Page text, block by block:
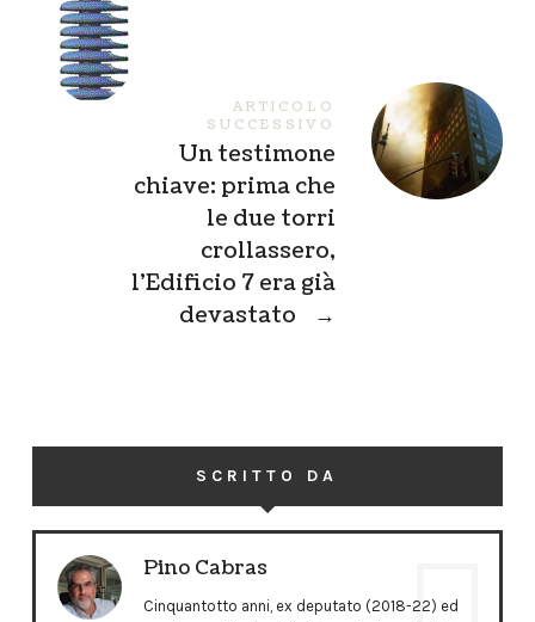
ARTICOLO
SUCCESSIVO
Un testimone
chiave: prima che
le due torri
crollassero,
l’Edificio 7 era già
devastato
→
SCRITTO DA
Pino Cabras
Cinquantotto anni, ex deputato (2018-22) ed